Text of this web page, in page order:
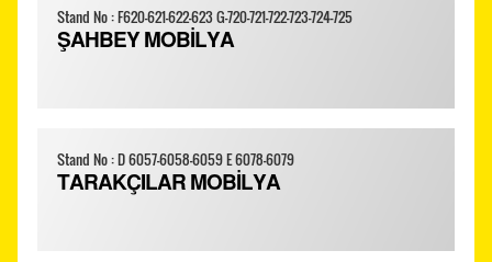
Stand No : F620-621-622-623 G-720-721-722-723-724-725
ŞAHBEY MOBİLYA
Stand No : D 6057-6058-6059 E 6078-6079
TARAKÇILAR MOBİLYA